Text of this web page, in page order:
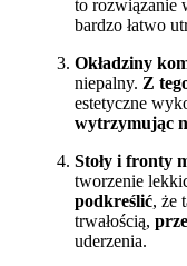
to rozwiązanie
bardzo łatwo
Okładziny
niepalny. Z
estetyczne
wytrzymując
Stoły i fronty
tworzenie
podkreślić, że
trwałością,
uderzenia.